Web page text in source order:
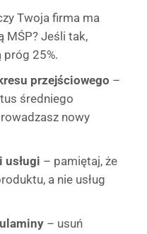
Twoja firma ma
MŚP? Jeśli tak,
próg 25%.
przejściowego –
średniego
nowy
usługi – pamiętaj, że
a nie usług
– usuń